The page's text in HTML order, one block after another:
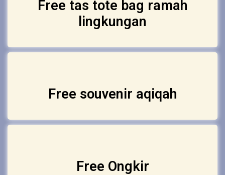
Free tas tote bag ramah
lingkungan
Free souvenir aqiqah
Free Ongkir